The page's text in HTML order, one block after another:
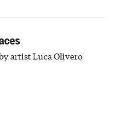
artist Luca Olivero